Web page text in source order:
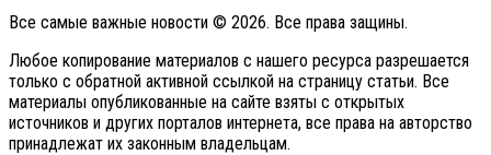
Все самые важные новости © 2026. Все права защины.
Любое копирование материалов с нашего ресурса разрешается
только с обратной активной ссылкой на страницу статьи. Все
материалы опубликованные на сайте взяты с открытых
источников и других порталов интернета, все права на авторство
принадлежат их законным владельцам.